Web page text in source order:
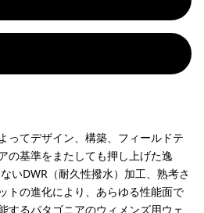
ってデザイン、構築、フィールドテ
の基準をまたしても押し上げた逸
いDWR（耐久性撥水）加工、熟考さ
トの進化により、あらゆる性能面で
するパタゴニアのウィメンズ用ウェ